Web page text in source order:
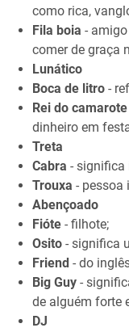
como rica,
Fila boia -
comer de graça
Lunático
Boca de litro -
Rei do camarote
dinheiro em
Treta
Cabra -
Trouxa - pessoa
Abençoado
Fióte - filhote;
Osito - significa
Friend - do
Big Guy -
de alguém forte
DJ